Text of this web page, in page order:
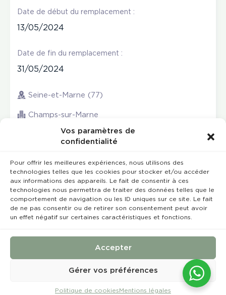
Vos paramètres de
confidentialité
Pour offrir les meilleures expériences, nous utilisons des
technologies telles que les cookies pour stocker et/ou accéder
aux informations des appareils. Le fait de consentir à ces
technologies nous permettra de traiter des données telles que le
comportement de navigation ou les ID uniques sur ce site. Le fait
de ne pas consentir ou de retirer son consentement peut avoir
un effet négatif sur certaines caractéristiques et fonctions.
Accepter
Gérer vos préférences
Politique de cookies Mentions légales
Date de début du remplacement :
13/05/2024
Date de fin du remplacement :
31/05/2024
Seine-et-Marne (77)
Champs-sur-Marne
Rempla’Dentaire © 2023 Tous droits réservés
Conception et réalisation :
Mentions légales